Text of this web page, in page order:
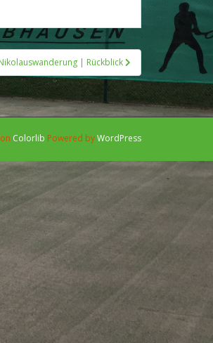
| Rückblick
Colorlib Powered byWordPress